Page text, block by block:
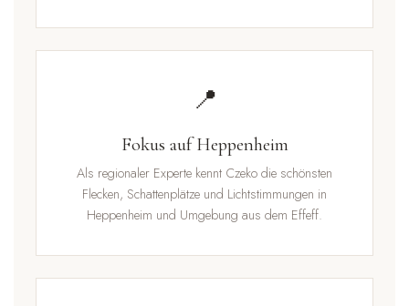
📍
Fokus auf Heppenheim
Als regionaler Experte kennt Czeko die schönsten
Flecken, Schattenplätze und Lichtstimmungen in
Heppenheim und Umgebung aus dem Effeff.